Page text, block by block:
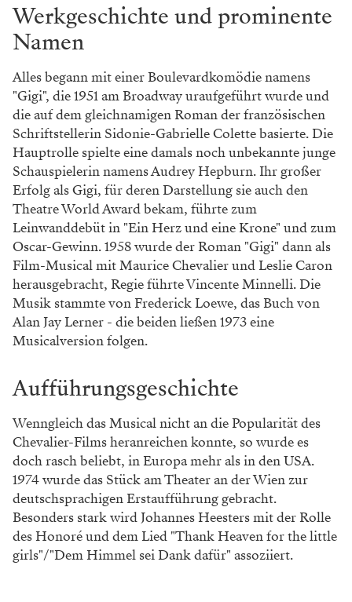
Werkgeschichte und prominente
Namen
Alles begann mit einer Boulevardkomödie namens
"Gigi", die 1951 am Broadway uraufgeführt wurde und
die auf dem gleichnamigen Roman der französischen
Schriftstellerin Sidonie-Gabrielle Colette basierte. Die
Hauptrolle spielte eine damals noch unbekannte junge
Schauspielerin namens Audrey Hepburn. Ihr großer
Erfolg als Gigi, für deren Darstellung sie auch den
Theatre World Award bekam, führte zum
Leinwanddebüt in "Ein Herz und eine Krone" und zum
Oscar-Gewinn. 1958 wurde der Roman "Gigi" dann als
Film-Musical mit Maurice Chevalier und Leslie Caron
herausgebracht, Regie führte Vincente Minnelli. Die
Musik stammte von Frederick Loewe, das Buch von
Alan Jay Lerner - die beiden ließen 1973 eine
Musicalversion folgen.
Aufführungsgeschichte
Wenngleich das Musical nicht an die Popularität des
Chevalier-Films heranreichen konnte, so wurde es
doch rasch beliebt, in Europa mehr als in den USA.
1974 wurde das Stück am Theater an der Wien zur
deutschsprachigen Erstaufführung gebracht.
Besonders stark wird Johannes Heesters mit der Rolle
des Honoré und dem Lied "Thank Heaven for the little
girls"/"Dem Himmel sei Dank dafür" assoziiert.